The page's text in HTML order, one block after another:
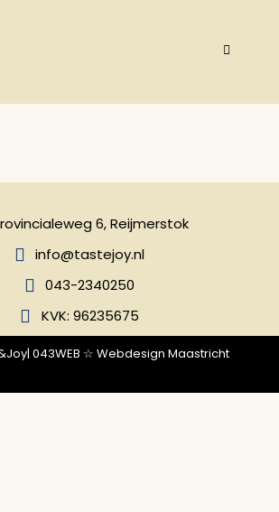
6, Reijmerstok
info@tastejoy.nl
043-2340250
KVK: 96235675
| 043WEB ☆ Webdesign Maastricht